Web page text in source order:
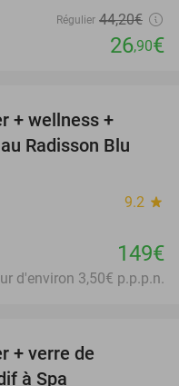
Régulier 44,20€
26,90€
+ wellness +
Radisson Blu
9.2 star
149€
d'environ 3,50€ p.p.p.n.
+ verre de
à Spa